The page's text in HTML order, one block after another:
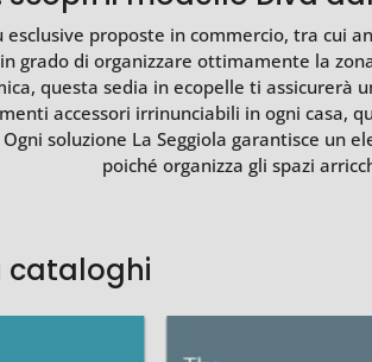
proposte in commercio, tra cui
grado di organizzare ottimamente la
questa sedia in ecopelle ti
accessori irrinunciabili in ogni casa,
soluzione La Seggiola garantisce
poiché organizza gli spazi
cataloghi